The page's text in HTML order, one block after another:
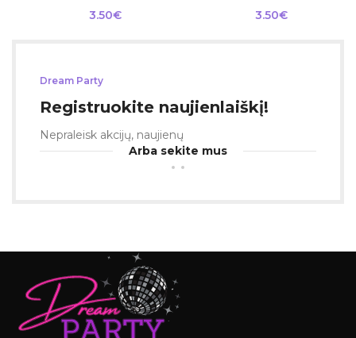
3.50€
3.50€
Dream Party
Registruokite naujienlaiškį!
Nepraleisk akcijų, naujienų
Arba sekite mus